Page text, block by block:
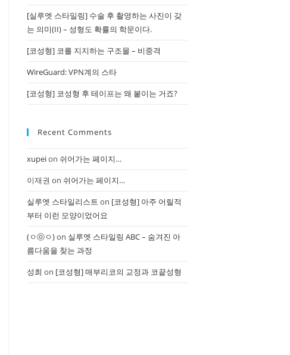
[실루엣 스타일링] 수술 후 촬영하는 사진이 갖
는 의미(II) – 성형도 확률의 학문이다.
[코성형] 코를 지지하는 구조물 – 비중격
WireGuard: VPN계의 스타
[코성형] 코성형 후 테이프는 왜 붙이는 거죠?
Recent Comments
xupeion 쉬어가는 페이지…
이재권 on 쉬어가는 페이지…
실루엣 스타일리스트 on [코성형] 아주 어릴적
부터 이런 모양이었어요
(ㅇⓞㅇ)on 실루엣 스타일링 ABC – 숨겨진 아
름다움을 찾는 과정
성희 on [코성형] 매부리코의 교정과 코끝성형